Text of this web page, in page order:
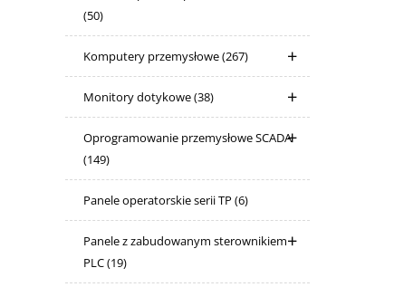
(50)
Komputery przemysłowe(267)
Monitory dotykowe(38)
Oprogramowanie przemysłowe SCADA
(149)
Panele operatorskie serii TP (6)
Panele z zabudowanym sterownikiem
PLC(19)